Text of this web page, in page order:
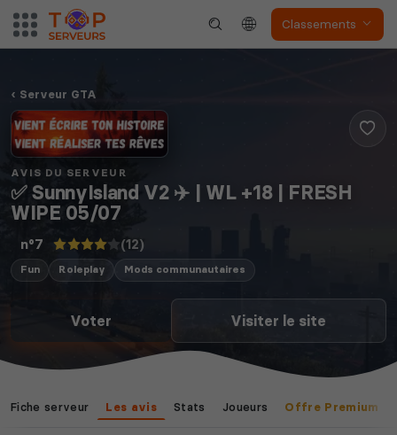
Classements
Serveur GTA
AVIS DU SERVEUR
✅ SunnyIsland V2 ✈️ | WL +18 | FRESH
WIPE 05/07
n°7 (12)
Fun Roleplay Mods communautaires
Voter Visiter le site
Fiche serveur Les avis Stats Joueurs Offre Premium